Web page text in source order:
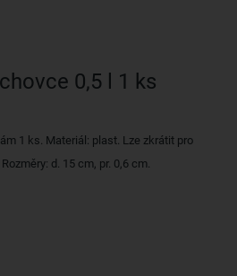
0,5 l 1 ks
1 ks. Materiál: plast. Lze zkrátit pro
d. 15 cm, pr. 0,6 cm.